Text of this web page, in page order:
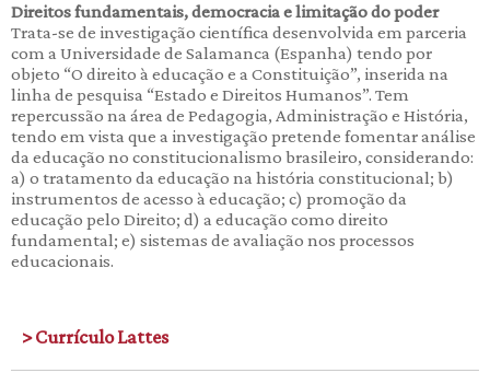
Direitos fundamentais, democracia e limitação do poder
Trata-se de investigação científica desenvolvida em parceria
com a Universidade de Salamanca (Espanha) tendo por
objeto “O direito à educação e a Constituição”, inserida na
linha de pesquisa “Estado e Direitos Humanos”. Tem
repercussão na área de Pedagogia, Administração e História,
tendo em vista que a investigação pretende fomentar análise
da educação no constitucionalismo brasileiro, considerando:
a) o tratamento da educação na história constitucional; b)
instrumentos de acesso à educação; c) promoção da
educação pelo Direito; d) a educação como direito
fundamental; e) sistemas de avaliação nos processos
educacionais.
> Currículo Lattes